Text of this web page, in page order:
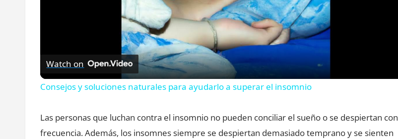
Video
Watch on
Consejos y soluciones naturales para ayudarlo a superar el insomnio
Las personas que luchan contra el insomnio no pueden conciliar el sueño o se despiertan con
frecuencia. Además, los insomnes siempre se despiertan demasiado temprano y se sienten